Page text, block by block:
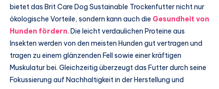
bietet das Brit Care Dog Sustainable Trockenfutter nicht nur
ökologische Vorteile, sondern kann auch die Gesundheit von
Hunden fördern. Die leicht verdaulichen Proteine aus
Insekten werden von den meisten Hunden gut vertragen und
tragen zu einem glänzenden Fell sowie einer kräftigen
Muskulatur bei. Gleichzeitig überzeugt das Futter durch seine
Fokussierung auf Nachhaltigkeit in der Herstellung und